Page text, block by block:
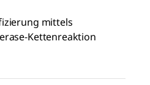
mittels
Kettenreaktion